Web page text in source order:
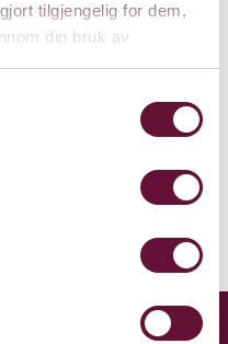
tilgjengelig for dem,
din bruk av
14.30 og 16